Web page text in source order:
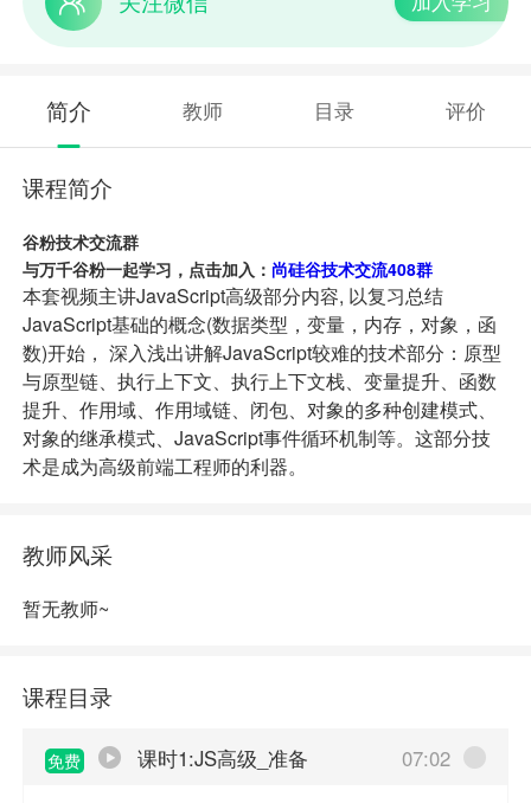
简介 教师 目录 评价
课程简介
谷粉技术交流群
与万千谷粉一起学习，点击加入： 尚硅谷技术交流408群
本套视频主讲JavaScript高级部分内容, 以复习总结
JavaScript基础的概念(数据类型，变量，内存，对象，函
数)开始， 深入浅出讲解JavaScript较难的技术部分：原型
与原型链、执行上下文、执行上下文栈、变量提升、函数
提升、作用域、作用域链、闭包、对象的多种创建模式、
对象的继承模式、JavaScript事件循环机制等。这部分技
术是成为高级前端工程师的利器。
教师风采
暂无教师~
课程目录
免费 课时1:JS高级_准备 07:02